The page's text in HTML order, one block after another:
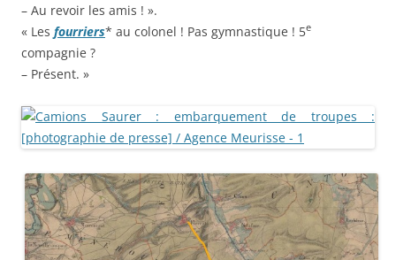
– Au revoir les amis ! ».
« Les fourriers* au colonel ! Pas gymnastique ! 5e
compagnie ?
– Présent. »